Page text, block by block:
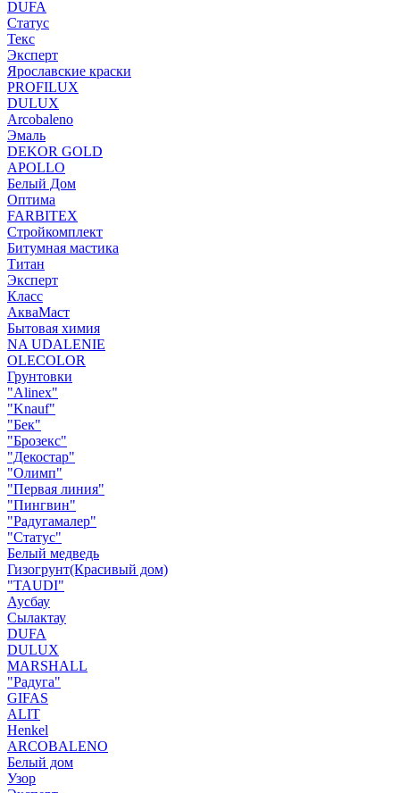
DUFA
Статус
Текс
Эксперт
Ярославские краски
PROFILUX
DULUX
Arcobaleno
Эмаль
DEKOR GOLD
APOLLO
Белый Дом
Оптима
FARBITEX
Стройкомплект
Битумная мастика
Титан
Эксперт
Класс
АкваМаст
Бытовая химия
NA UDALENIE
OLECOLOR
Грунтовки
"Alinex"
"Knauf"
"Бек"
"Брозекс"
"Декостар"
"Олимп"
"Первая линия"
"Пингвин"
"Радугамалер"
"Статус"
Белый медведь
Гизогрунт(Красивый дом)
"TAUDI"
Аусбау
Сылактау
DUFA
DULUX
MARSHALL
"Радуга"
GIFAS
ALIT
Henkel
ARCOBALENO
Белый дом
Узор